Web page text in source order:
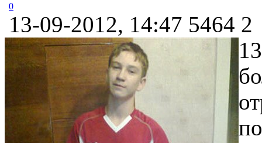
0
13-09-2012, 14:47 5464 2